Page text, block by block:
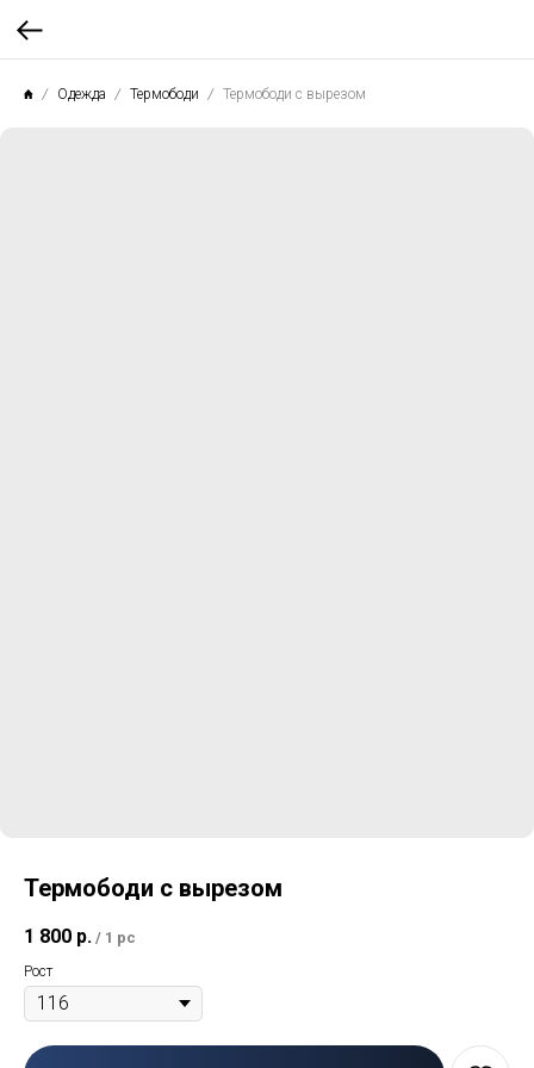
Одежда Термободи Термободи с вырезом
Термободи с вырезом
1 800 р. / 1 pc
Рост